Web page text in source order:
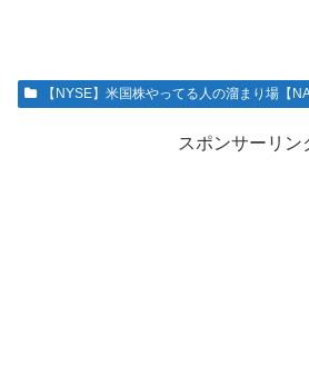
【NYSE】米国株やってる人の溜まり場【
スポンサーリン